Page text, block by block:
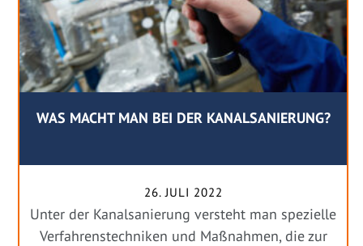
WAS MACHT MAN BEI DER KANALSANIERUNG?
26. JULI 2022
Unter der Kanalsanierung versteht man spezielle
Verfahrenstechniken und Maßnahmen, die zur